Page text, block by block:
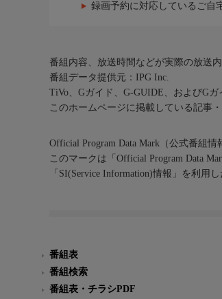
録画予約に対応しているご自
番組内容、放送時間などが実際の放送
番組データ提供元：IPG Inc.
TiVo、Gガイド、G-GUIDE、およびG
このホームページに掲載している記事
Official Program Data Mark（公式番組情
このマークは「Official Program Data
「SI(Service Information)情報」を利用
番組表
番組検索
番組表・チラシPDF